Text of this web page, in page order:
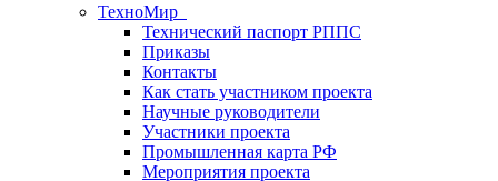
ТехноМир
Технический паспорт РППС
Приказы
Контакты
Как стать участником проекта
Научные руководители
Участники проекта
Промышленная карта РФ
Мероприятия проекта